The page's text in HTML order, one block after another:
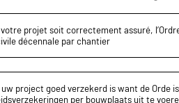
projet soit correctement assuré,
décennale par chantier
project goed verzekerd is want de
per bouwplaats uit te